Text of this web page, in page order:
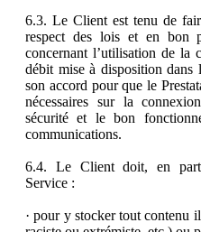
6.3. Le Client est tenu de
respect des lois et en bon
concernant l’utilisation de la
débit mise à disposition dans
son accord pour que le
nécessaires sur la
sécurité et le bon
communications.
6.4. Le Client doit, en
Service :
· pour y stocker tout contenu